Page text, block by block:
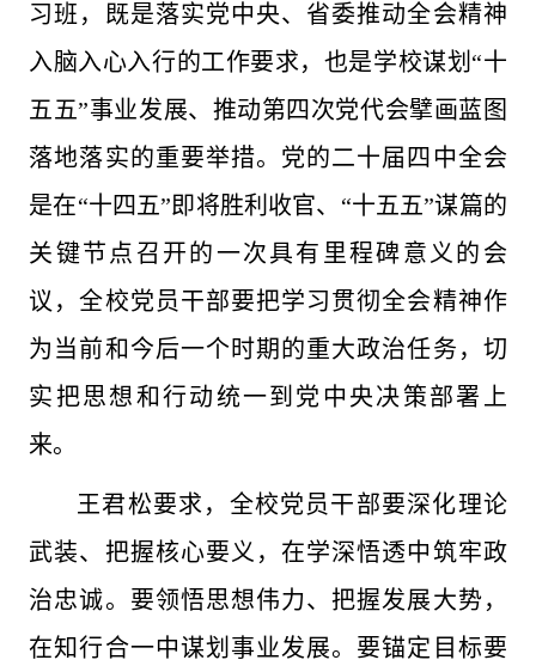
习班，既是落实党中央、省委推动全会精神
入脑入心入行的工作要求，也是学校谋划“十
五五”事业发展、推动第四次党代会擘画蓝图
落地落实的重要举措。党的二十届四中全会
是在“十四五”即将胜利收官、“十五五”谋篇的
关键节点召开的一次具有里程碑意义的会
议，全校党员干部要把学习贯彻全会精神作
为当前和今后一个时期的重大政治任务，切
实把思想和行动统一到党中央决策部署上
来。
王君松要求，全校党员干部要深化理论
武装、把握核心要义，在学深悟透中筑牢政
治忠诚。要领悟思想伟力、把握发展大势，
在知行合一中谋划事业发展。要锚定目标要